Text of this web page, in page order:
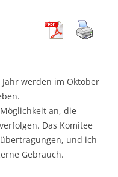
werden im Oktober
an, die
Das Komitee
und ich
Gebrauch.